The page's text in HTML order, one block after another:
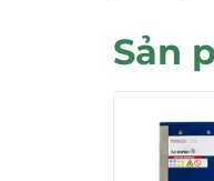
Sản